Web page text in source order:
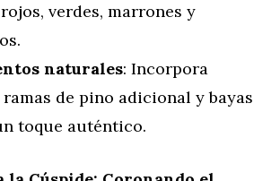
verdes, marrones y
naturales: Incorpora
de pino adicional y bayas
toque auténtico.